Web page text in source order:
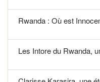
Rwanda : Où est
Les Intore du Rwanda,